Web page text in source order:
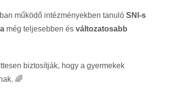
működő intézményekben tanuló SNI-s
még teljesebben és változatosabb
biztosítják, hogy a gyermekek
🌈